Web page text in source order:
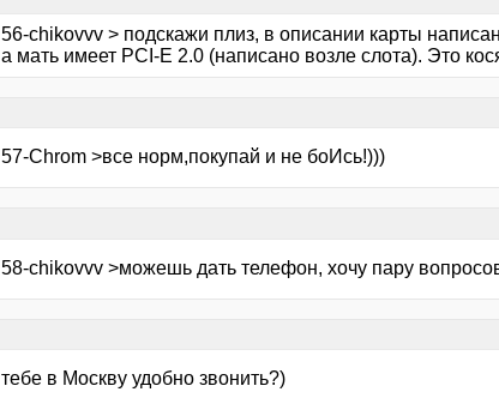
56-chikovvv > подскажи плиз, в описании карты
а мать имеет PCI-E 2.0 (написано возле слота). Это
57-Chrom >все норм,покупай и не боИсь!)))
58-chikovvv >можешь дать телефон, хочу пару
тебе в Москву удобно звонить?)